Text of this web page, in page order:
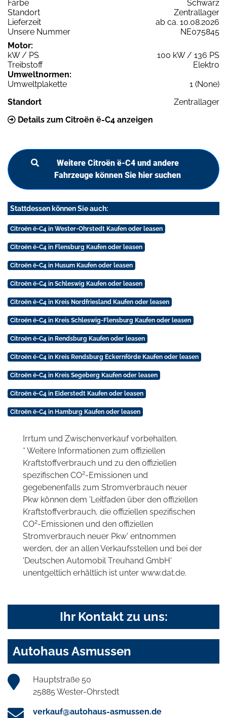
Farbe
Schwarz
Standort
Zentrallager
Lieferzeit
ab ca. 10.08.2026
Unsere Nummer
NE075845
Motor:
kW / PS
100 kW / 136 PS
Treibstoff
Elektro
Umweltnormen:
Umweltplakette
1 (None)
Standort
Zentrallager
Details zum Citroën ë-C4 anzeigen
Weitere Citroën ë-C4 und andere
Fahrzeuge können Sie hier suchen
Stattdessen können Sie auch:
Citroën ë-C4 in Wester-Ohrstedt Kaufen oder leasen
Citroën ë-C4 in Flensburg Kaufen oder leasen
Citroën ë-C4 in Husum Kaufen oder leasen
Citroën ë-C4 in Schleswig Kaufen oder leasen
Citroën ë-C4 in Kreis Nordfriesland Kaufen oder leasen
Citroën ë-C4 in Kreis Schleswig-Flensburg Kaufen oder leasen
Citroën ë-C4 in Rendsburg Kaufen oder leasen
Citroën ë-C4 in Kreis Rendsburg Eckernförde Kaufen oder leasen
Citroën ë-C4 in Kreis Segeberg Kaufen oder leasen
Citroën ë-C4 in Eiderstedt Kaufen oder leasen
Citroën ë-C4 in Hamburg Kaufen oder leasen
Irrtum und Zwischenverkauf vorbehalten.
* Weitere Informationen zum offiziellen
Kraftstoffverbrauch und zu den offiziellen
spezifischen CO2-Emissionen und
gegebenenfalls zum Stromverbrauch neuer
Pkw können dem 'Leitfaden über den offiziellen
Kraftstoffverbrauch, die offiziellen spezifischen
CO2-Emissionen und den offiziellen
Stromverbrauch neuer Pkw' entnommen
werden, der an allen Verkaufsstellen und bei der
'Deutschen Automobil Treuhand GmbH'
unentgeltlich erhältlich ist unter www.dat.de.
Ihr Kontakt zu uns:
Autohaus Asmussen
Hauptstraße 50
25885 Wester-Ohrstedt
verkauf@autohaus-asmussen.de